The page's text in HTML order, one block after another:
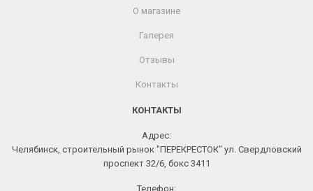
О магазине
Галерея
Отзывы
Контакты
КОНТАКТЫ
Адрес:
Челябинск, строительный рынок "ПЕРЕКРЕСТОК" ул. Свердловский
проспект 32/6, бокс 3411
Телефон: